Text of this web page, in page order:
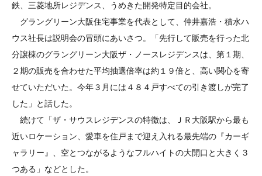
鉄、三菱地所レジデンス、うめきた開発特定目的会社。
グラングリーン大阪住宅事業を代表として、仲井嘉浩・積水ハ
ウス社長は説明会の冒頭にあいさつ。「先行して販売を行った北
分譲棟のグラングリーン大阪ザ・ノースレジデンスは、第１期、
２期の販売を合わせた平均抽選倍率は約１９倍と、高い関心を寄
せていただいた。今年３月には４８４戸すべての引き渡しが完了
した」と話した。
続けて「ザ・サウスレジデンスの特徴は、ＪＲ大阪駅から最も
近いロケーション、愛車を住戸まで迎え入れる最先端の『カーギ
ャラリー』、空とつながるようなフルハイトの大開口と大きく３
つある」などとした。